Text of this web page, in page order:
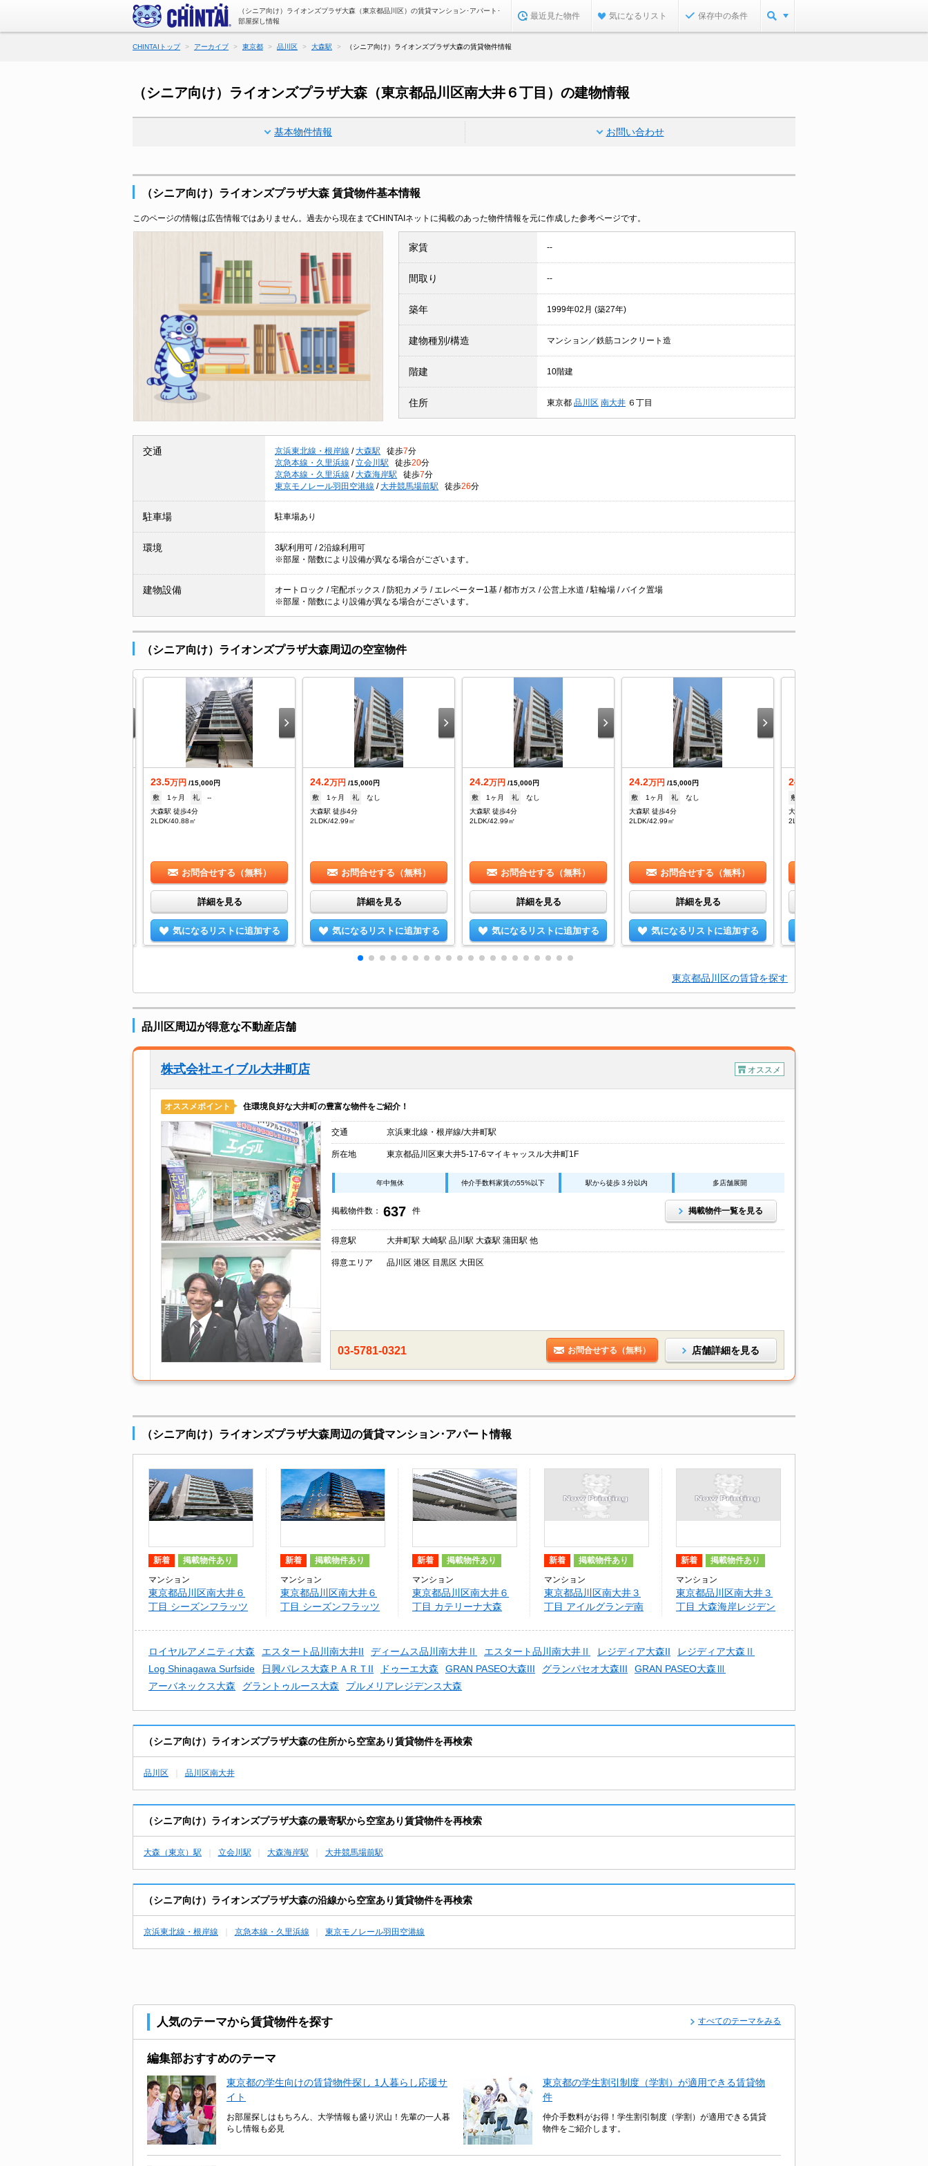
（シニア向け）ライオンズプラザ大森（東京都品川区）の賃貸マンション･アパート･
部屋探し情報
最近見た物件 気になるリスト 保存中の条件
CHINTAIトップ アーカイブ 東京都 品川区 大森駅 （シニア向け）ライオンズプラザ大森の賃貸物件情報
（シニア向け）ライオンズプラザ大森（東京都品川区南大井６丁目）の建物情報
基本物件情報 お問い合わせ
（シニア向け）ライオンズプラザ大森 賃貸物件基本情報
このページの情報は広告情報ではありません。過去から現在までCHINTAIネットに掲載のあった物件情報を元に作成した参考ページです。
家賃 --
間取り --
築年 1999年02月 (築27年)
建物種別/構造 マンション／鉄筋コンクリート造
階建 10階建
住所 東京都 品川区 南大井 ６丁目
交通 京浜東北線・根岸線 / 大森駅 徒歩7分
京急本線・久里浜線 / 立会川駅 徒歩20分
京急本線・久里浜線 / 大森海岸駅 徒歩7分
東京モノレール羽田空港線 / 大井競馬場前駅 徒歩26分
駐車場 駐車場あり
環境
3駅利用可 / 2沿線利用可
※部屋・階数により設備が異なる場合がございます。
建物設備
オートロック / 宅配ボックス / 防犯カメラ / エレベーター1基 / 都市ガス / 公営上水道 / 駐輪場 / バイク置場
※部屋・階数により設備が異なる場合がございます。
（シニア向け）ライオンズプラザ大森周辺の空室物件
23.5万円 /15,000円
敷
1ヶ月 礼
--
大森駅 徒歩4分
2LDK/40.88㎡
お問合せする（無料）
詳細を見る
気になるリストに追加する
24.2万円 /15,000円
敷
1ヶ月 礼
なし
大森駅 徒歩4分
2LDK/42.99㎡
お問合せする（無料）
詳細を見る
気になるリストに追加する
24.2万円 /15,000円
敷
1ヶ月 礼
なし
大森駅 徒歩4分
2LDK/42.99㎡
お問合せする（無料）
詳細を見る
気になるリストに追加する
24.2万円 /15,000円
敷
1ヶ月 礼
なし
大森駅 徒歩4分
2LDK/42.99㎡
お問合せする（無料）
詳細を見る
気になるリストに追加する
24.2
敷
大森駅 徒歩4分
2LDK/42.99㎡
東京都品川区の賃貸を探す
品川区周辺が得意な不動産店舗
株式会社エイブル大井町店 オススメ
オススメポイント 住環境良好な大井町の豊富な物件をご紹介！
交通 京浜東北線・根岸線/大井町駅
所在地 東京都品川区東大井5-17-6マイキャッスル大井町1F
年中無休 仲介手数料家賃の55%以下 駅から徒歩３分以内 多店舗展開
掲載物件数： 637 件 掲載物件一覧を見る
得意駅 大井町駅 大崎駅 品川駅 大森駅 蒲田駅 他
得意エリア 品川区 港区 目黒区 大田区
03-5781-0321 お問合せする（無料） 店舗詳細を見る
（シニア向け）ライオンズプラザ大森周辺の賃貸マンション･アパート情報
新着 掲載物件あり
マンション
東京都品川区南大井６
丁目 シーズンフラッツ
新着 掲載物件あり
マンション
東京都品川区南大井６
丁目 シーズンフラッツ
新着 掲載物件あり
マンション
東京都品川区南大井６
丁目 カテリーナ大森
新着 掲載物件あり
マンション
東京都品川区南大井３
丁目 アイルグランデ南
新着 掲載物件あり
マンション
東京都品川区南大井３
丁目 大森海岸レジデン
ロイヤルアメニティ大森 エスタート品川南大井II ディームス品川南大井Ⅱ エスタート品川南大井Ⅱ レジディア大森II
レジディア大森Ⅱ
Log Shinagawa Surfside
日興パレス大森ＰＡＲＴII ドゥーエ大森 GRAN PASEO大森III グランパセオ大森III
GRAN PASEO大森Ⅲ
アーバネックス大森
グラントゥルース大森 プルメリアレジデンス大森
（シニア向け）ライオンズプラザ大森の住所から空室あり賃貸物件を再検索
品川区 品川区南大井
（シニア向け）ライオンズプラザ大森の最寄駅から空室あり賃貸物件を再検索
大森（東京）駅 立会川駅 大森海岸駅 大井競馬場前駅
（シニア向け）ライオンズプラザ大森の沿線から空室あり賃貸物件を再検索
京浜東北線・根岸線 京急本線・久里浜線 東京モノレール羽田空港線
人気のテーマから賃貸物件を探す すべてのテーマをみる
編集部おすすめのテーマ
東京都の学生向けの賃貸物件探し 1人暮らし応援サ
イト
お部屋探しはもちろん、大学情報も盛り沢山！先輩の一人暮
らし情報も必見
東京都の学生割引制度（学割）が適用できる賃貸物
件
仲介手数料がお得！学生割引制度（学割）が適用できる賃貸
物件をご紹介します。